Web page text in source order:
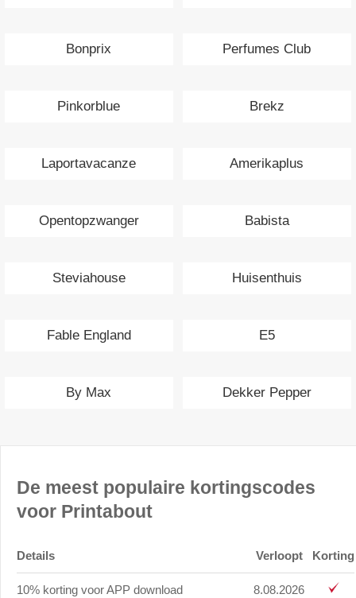
Bonprix Perfumes Club
Pinkorblue Brekz
Laportavacanze Amerikaplus
Opentopzwanger Babista
Steviahouse Huisenthuis
Fable England E5
By Max Dekker Pepper
De meest populaire kortingscodes
voor Printabout
Details Verloopt Korting
10% korting voor APP download 8.08.2026